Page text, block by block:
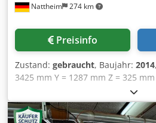
Nattheim 274 km
Preisinfo
Zustand: gebraucht, Baujahr: 2014
3425 mm Y = 1287 mm Z = 325
180 mm Max. Durchlassmaß an
Bumperversion = 1370 mm Inkl.
Maschinenlizenz / 1x Bürolizenz